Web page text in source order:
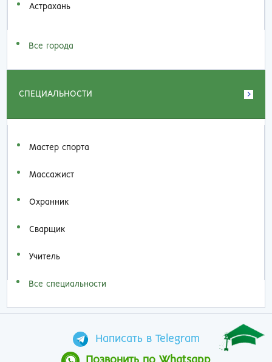
Астрахань
Все города
СПЕЦИАЛЬНОСТИ
Мастер спорта
Массажист
Охранник
Сварщик
Учитель
Все специальности
Написать в Telegram